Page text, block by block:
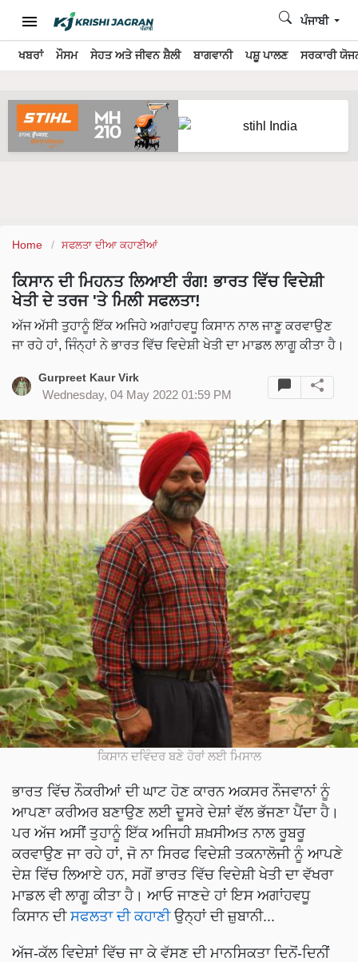
ਖਬਰਾਂ ਮੌਸਮ ਸੇਹਤ ਅਤੇ ਜੀਵਨ ਸ਼ੈਲੀ ਬਾਗਵਾਨੀ ਪਸ਼ੂ ਪਾਲਣ ਸਰਕਾਰੀ
ਪੰਜਾਬੀ
Home ਸਫਲਤਾ ਦੀਆ ਕਹਾਣੀਆਂ
ਕਿਸਾਨ ਦੀ ਮਿਹਨਤ ਲਿਆਈ ਰੰਗ! ਭਾਰਤ ਵਿੱਚ ਵਿਦੇਸ਼ੀ
ਖੇਤੀ ਦੇ ਤਰਜ 'ਤੇ ਮਿਲੀ ਸਫਲਤਾ!
ਅੱਜ ਅੱਸੀ ਤੁਹਾਨੂੰ ਇੱਕ ਅਜਿਹੇ ਅਗਾਂਹਵਧੂ ਕਿਸਾਨ ਨਾਲ ਜਾਣੂ ਕਰਵਾਉਣ
ਜਾ ਰਹੇ ਹਾਂ, ਜਿੰਨ੍ਹਾਂ ਨੇ ਭਾਰਤ ਵਿੱਚ ਵਿਦੇਸ਼ੀ ਖੇਤੀ ਦਾ ਮਾਡਲ ਲਾਗੂ ਕੀਤਾ ਹੈ।
Gurpreet Kaur Virk
Wednesday, 04 May 2022 01:59 PM
ਕਿਸਾਨ ਦਵਿੰਦਰ ਬਣੇ ਹੋਰਾਂ ਲਈ ਮਿਸਾਲ
ਭਾਰਤ ਵਿੱਚ ਨੌਕਰੀਆਂ ਦੀ ਘਾਟ ਹੋਣ ਕਾਰਨ ਅਕਸਰ ਨੌਜਵਾਨਾਂ ਨੂੰ
ਆਪਣਾ ਕਰੀਅਰ ਬਣਾਉਣ ਲਈ ਦੂਸਰੇ ਦੇਸ਼ਾਂ ਵੱਲ ਭੱਜਣਾ ਪੈਂਦਾ ਹੈ।
ਪਰ ਅੱਜ ਅਸੀਂ ਤੁਹਾਨੂੰ ਇੱਕ ਅਜਿਹੀ ਸ਼ਖ਼ਸੀਅਤ ਨਾਲ ਰੂਬਰੂ
ਕਰਵਾਉਣ ਜਾ ਰਹੇ ਹਾਂ, ਜੋ ਨਾ ਸਿਰਫ ਵਿਦੇਸ਼ੀ ਤਕਨਾਲੋਜੀ ਨੂੰ ਆਪਣੇ
ਦੇਸ਼ ਵਿੱਚ ਲਿਆਏ ਹਨ, ਸਗੋਂ ਭਾਰਤ ਵਿੱਚ ਵਿਦੇਸ਼ੀ ਖੇਤੀ ਦਾ ਵੱਖਰਾ
ਮਾਡਲ ਵੀ ਲਾਗੂ ਕੀਤਾ ਹੈ। ਆਓ ਜਾਣਦੇ ਹਾਂ ਇਸ ਅਗਾਂਹਵਧੂ
ਕਿਸਾਨ ਦੀ ਸਫਲਤਾ ਦੀ ਕਹਾਣੀਉਨ੍ਹਾਂ ਦੀ ਜ਼ੁਬਾਨੀ...
ਅੱਜ-ਕੱਲ ਵਿਦੇਸ਼ਾਂ ਵਿੱਚ ਜਾ ਕੇ ਵੱਸਣ ਦੀ ਮਾਨਸਿਕਤਾ ਦਿਨੋਂ-ਦਿਨੀਂ